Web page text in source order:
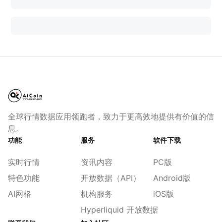
全球行情数据应用领跑者，致力于更高效地提供有价值的信
息。
功能
实时行情
特色功能
AI网格
服务
资讯内容
开放数据（API）
机构服务
Hyperliquid 开放数据
软件下载
PC版
Android版
iOS版